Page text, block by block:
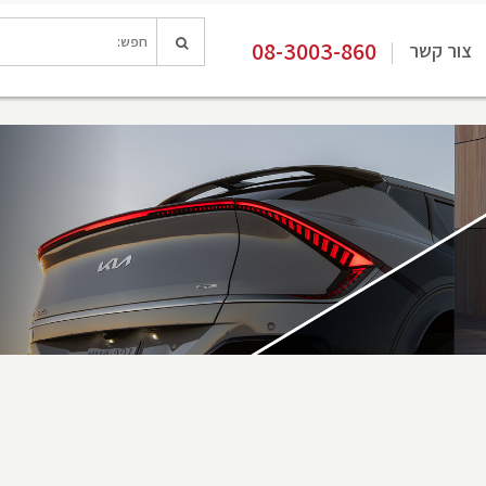
צור קשר 08-3003-860